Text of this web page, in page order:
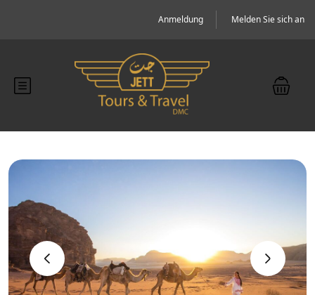
Anmeldung Melden Sie sich an
‹ ›